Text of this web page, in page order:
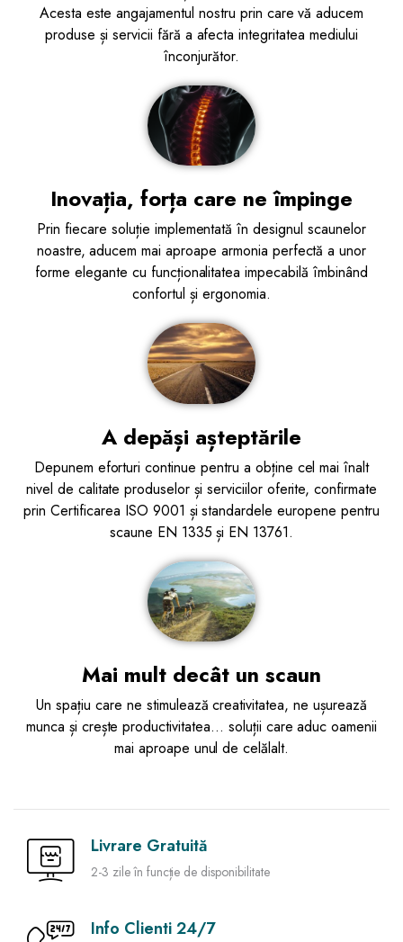
Acesta este angajamentul nostru prin care vă aducem
produse și servicii fără a afecta integritatea mediului
înconjurător.
Inovația, forța care ne împinge
Prin fiecare soluție implementată în designul scaunelor
noastre, aducem mai aproape armonia perfectă a unor
forme elegante cu funcționalitatea impecabilă îmbinând
confortul și ergonomia.
A depăși așteptările
Depunem eforturi continue pentru a obține cel mai înalt
nivel de calitate produselor și serviciilor oferite, confirmate
prin Certificarea ISO 9001 și standardele europene pentru
scaune EN 1335 și EN 13761.
Mai mult decât un scaun
Un spațiu care ne stimulează creativitatea, ne ușurează
munca și crește productivitatea... soluții care aduc oamenii
mai aproape unul de celălalt.
Livrare Gratuită
2-3 zile în funcție de disponibilitate
Info Clienti 24/7